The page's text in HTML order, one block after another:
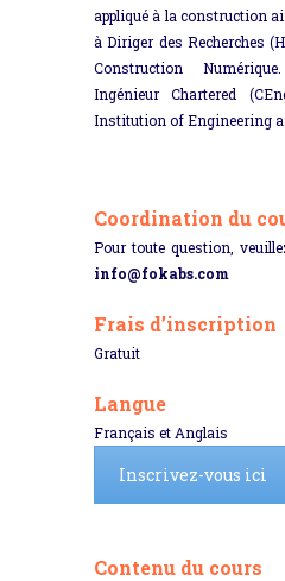
appliqué à la construction
à Diriger des Recherches
Construction
Ingénieur Chartered
Institution of Engineering
Coordination du
Pour toute question,
info@fokabs.com
Frais d’inscription
Gratuit
Langue
Français et Anglais
Inscrivez-vous ici
Contenu du cours